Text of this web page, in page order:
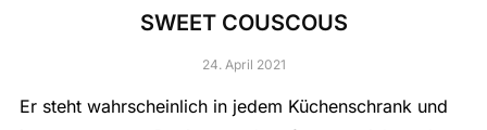
SWEET COUSCOUS
24. April 2021
Er steht wahrscheinlich in jedem Küchenschrank und